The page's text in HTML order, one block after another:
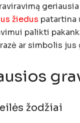
žiedus patartina
palikti
ar simbolis
žodžiai